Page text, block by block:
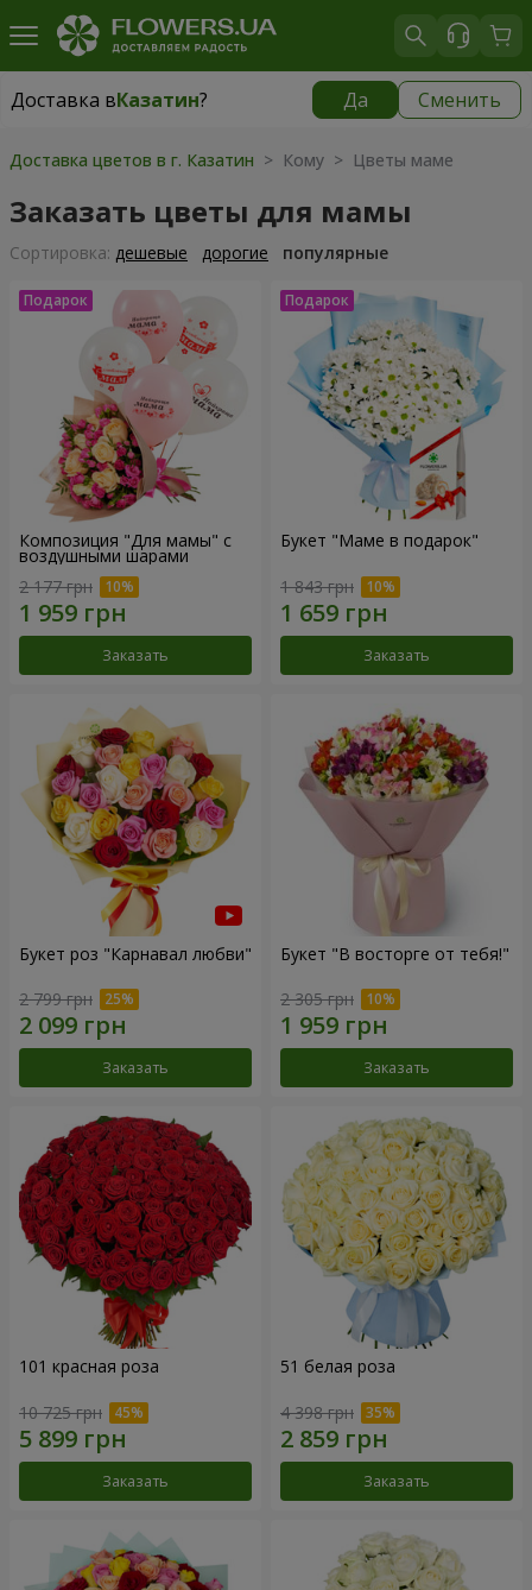
Доставка вКазатин? Да Сменить
Доставка вКазатин|
Доставка цветов в г. Казатин > Кому > Цветы маме
Заказать цветы для мамы
Cортировка: дешевые дорогие популярные
Композиция "Для мамы" с
воздушными шарами
2 177 грн
Заказать
Букет "Маме в подарок"
1 843 грн
Заказать
Букет роз "Карнавал любви"
2 799 грн
Заказать
Букет "В восторге от тебя!"
2 305 грн
Заказать
101 красная роза
10 725 грн
Заказать
51 белая роза
4 398 грн
Заказать